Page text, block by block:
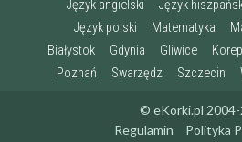
Język angielski
Język
Język polski
Matematyka
Białystok
Gdynia Gliwice
Poznań
Swarzędz Szczecin
© eKorki.pl
Regulamin
Polityka